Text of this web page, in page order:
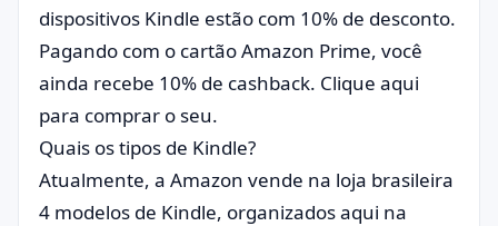
dispositivos Kindle estão com 10% de desconto.
Pagando com o cartão Amazon Prime, você
ainda recebe 10% de cashback. Clique aqui
para comprar o seu.
Quais os tipos de Kindle?
Atualmente, a Amazon vende na loja brasileira
4 modelos de Kindle, organizados aqui na